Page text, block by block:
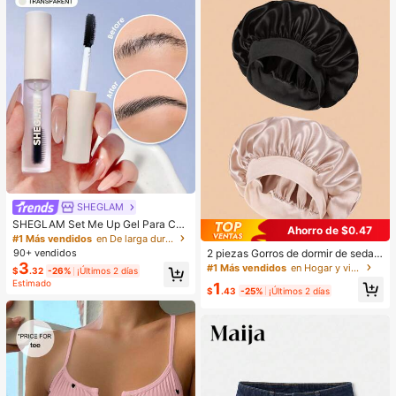
SHEGLAM
SHEGLAM Set Me Up Gel Para Cej
as Marca De Belleza CosméTica M
aquillaje Para Mujeres Y NiñAs
#1 Más vendidos
en De larga duración Cejas
90+ vendidos
$3.32 -26% ¡Últimos 2 días
Estimado
Ahorro de $0.47
2 piezas Gorros de dormir de seda y
satén de lujo, unicolor, gorros elásti
cos de protección del cabello, liger
os y cómodos para usar toda la noc
la
#1 Más vendidos en Hogar y vida
$1 .43 -25% ¡Últimos 2 días